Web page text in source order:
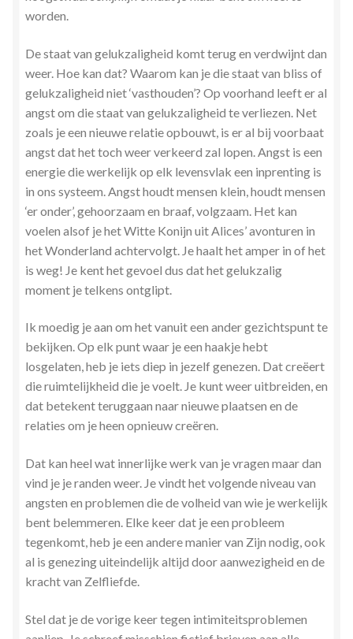
worden.
De staat van gelukzaligheid komt terug en verdwijnt dan
weer. Hoe kan dat? Waarom kan je die staat van bliss of
gelukzaligheid niet ‘vasthouden’? Op voorhand leeft er al
angst om die staat van gelukzaligheid te verliezen. Net
zoals je een nieuwe relatie opbouwt, is er al bij voorbaat
angst dat het toch weer verkeerd zal lopen. Angst is een
energie die werkelijk op elk levensvlak een inprenting is
in ons systeem. Angst houdt mensen klein, houdt mensen
‘er onder’, gehoorzaam en braaf, volgzaam. Het kan
voelen alsof je het Witte Konijn uit Alices’ avonturen in
het Wonderland achtervolgt. Je haalt het amper in of het
is weg! Je kent het gevoel dus dat het gelukzalig
moment je telkens ontglipt.
Ik moedig je aan om het vanuit een ander gezichtspunt te
bekijken. Op elk punt waar je een haakje hebt
losgelaten, heb je iets diep in jezelf genezen. Dat creëert
die ruimtelijkheid die je voelt. Je kunt weer uitbreiden, en
dat betekent teruggaan naar nieuwe plaatsen en de
relaties om je heen opnieuw creëren.
Dat kan heel wat innerlijke werk van je vragen maar dan
vind je je randen weer. Je vindt het volgende niveau van
angsten en problemen die de volheid van wie je werkelijk
bent belemmeren. Elke keer dat je een probleem
tegenkomt, heb je een andere manier van Zijn nodig, ook
al is genezing uiteindelijk altijd door aanwezigheid en de
kracht van Zelfliefde.
Stel dat je de vorige keer tegen intimiteitsproblemen